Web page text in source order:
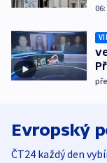
Evropský
ČT24 každý den